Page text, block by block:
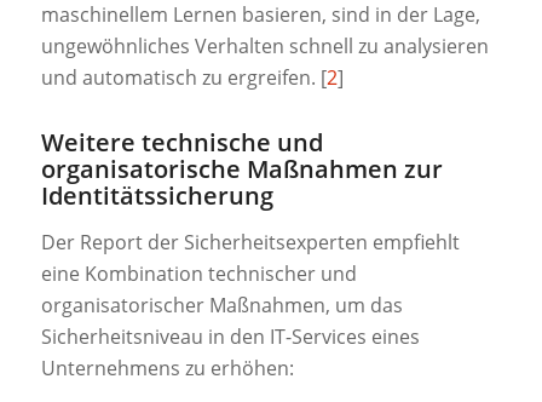
maschinellem Lernen basieren, sind in der Lage,
ungewöhnliches Verhalten schnell zu analysieren
und automatisch zu ergreifen. [2]
Weitere technische und
organisatorische Maßnahmen zur
Identitätssicherung
Der Report der Sicherheitsexperten empfiehlt
eine Kombination technischer und
organisatorischer Maßnahmen, um das
Sicherheitsniveau in den IT-Services eines
Unternehmens zu erhöhen: